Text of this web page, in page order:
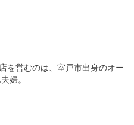
を営むのは、室戸市出身のオー
婦。